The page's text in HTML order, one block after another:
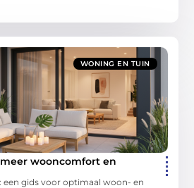
WONING EN TUIN
wooncomfort en
een gids voor optimaal woon- en